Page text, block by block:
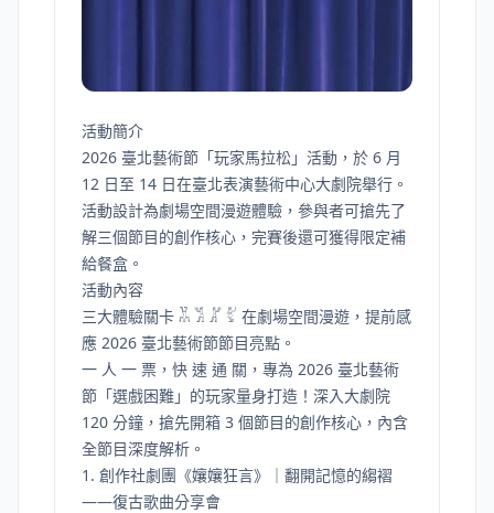
活動簡介
2026 臺北藝術節「玩家馬拉松」活動，於 6 月
12 日至 14 日在臺北表演藝術中心大劇院舉行。
活動設計為劇場空間漫遊體驗，參與者可搶先了
解三個節目的創作核心，完賽後還可獲得限定補
給餐盒。
活動內容
三大體驗關卡 𓀡 𓀢 𓀣 𓀤 在劇場空間漫遊，提前感
應 2026 臺北藝術節節目亮點。
一 人 一 票，快 速 通 關，專為 2026 臺北藝術
節「選戲困難」的玩家量身打造！深入大劇院
120 分鐘，搶先開箱 3 個節目的創作核心，內含
全節目深度解析。
1. 創作社劇團《孃孃狂言》｜翻開記憶的縐褶
——復古歌曲分享會